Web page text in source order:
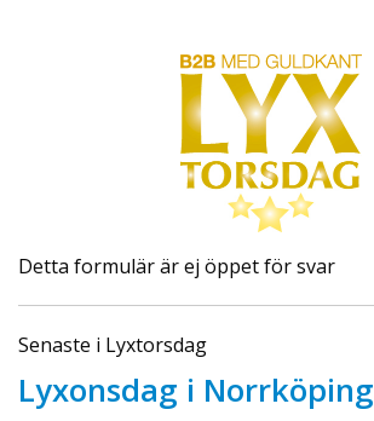
Detta formulär är ej öppet för svar
Senaste i Lyxtorsdag
Lyxonsdag i Norrköping